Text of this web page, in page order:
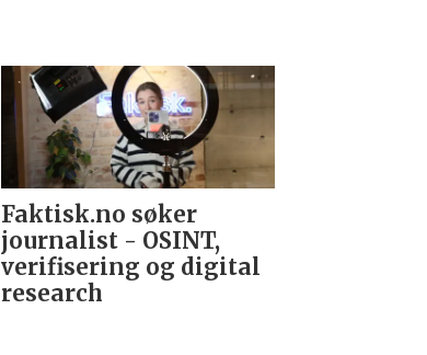
Faktisk.no søker
journalist - OSINT,
verifisering og digital
research­